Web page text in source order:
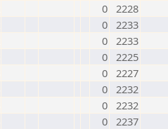
0 2228
0 2233
0 2233
0 2225
0 2227
0 2232
0 2232
0 2237